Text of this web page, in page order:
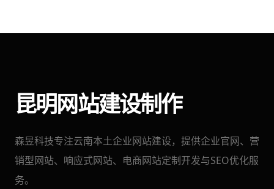
昆明网站建设制作
森昱科技专注云南本土企业网站建设，提供企业官网、营
销型网站、响应式网站、电商网站定制开发与SEO优化服
务。